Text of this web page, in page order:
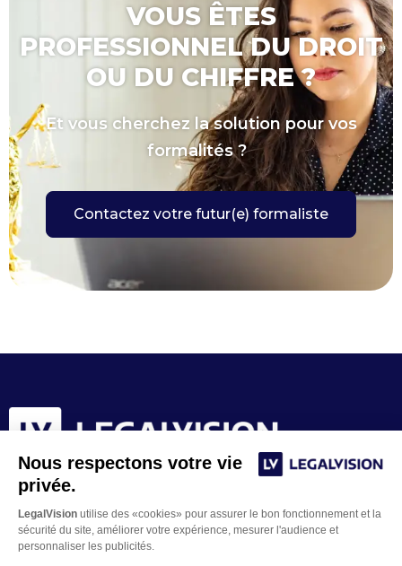
Nous respectons votre vie
privée.
LegalVision utilise des «cookies» pour assurer le bon fonctionnement et la
sécurité du site, améliorer votre expérience, mesurer l'audience et
personnaliser les publicités.
VOUS ÊTES
PROFESSIONNEL DU DROIT
OU DU CHIFFRE ?
Et vous cherchez la solution pour vos
formalités ?
Contactez votre futur(e) formaliste